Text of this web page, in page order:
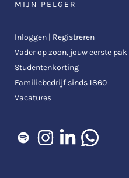
MIJN PELGER
Inloggen | Registreren
Vader op zoon, jouw eerste pak
Studentenkorting
Familiebedrijf sinds 1860
Vacatures